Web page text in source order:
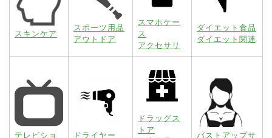
スキンケア
スポーツ用品
アウトドア
スマホケー
ス
アクセサリ
ダイエット食品
ダイエット関連
テレビショ
ドライヤー
ドラッグス
トア
バストアップサ